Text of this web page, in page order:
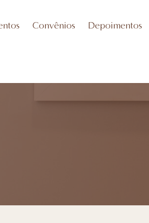
Convênios Depoimentos